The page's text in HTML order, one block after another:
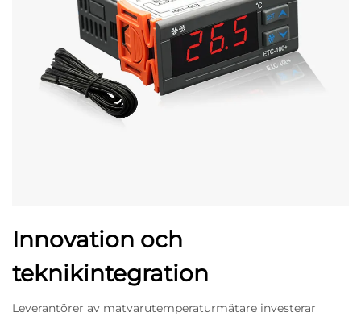
Innovation och
teknikintegration
Leverantörer av matvarutemperaturmätare investerar